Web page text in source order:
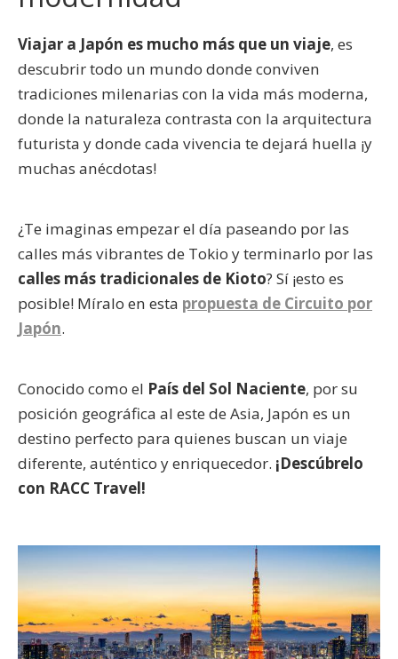
Viajar a Japón es mucho más que un viaje, es
descubrir todo un mundo donde conviven
tradiciones milenarias con la vida más moderna,
donde la naturaleza contrasta con la arquitectura
futurista y donde cada vivencia te dejará huella ¡y
muchas anécdotas!
¿Te imaginas empezar el día paseando por las
calles más vibrantes de Tokio y terminarlo por las
calles más tradicionales de Kioto? Sí ¡esto es
posible! Míralo en esta propuesta de Circuito por
Japón.
Conocido como el País del Sol Naciente, por su
posición geográfica al este de Asia, Japón es un
destino perfecto para quienes buscan un viaje
diferente, auténtico y enriquecedor. ¡Descúbrelo
con RACC Travel!